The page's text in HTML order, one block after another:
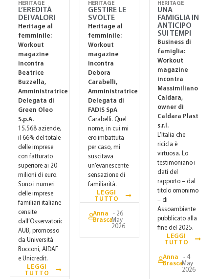
HERITAGE
L’EREDITÀ
DEI VALORI
Heritage al
femminile:
Workout
magazine
incontra
Beatrice
Buzzella,
Amministratrice
Delegata di
Green Oleo
S.p.A.
15.568 aziende,
il 66% del totale
delle imprese
con fatturato
superiore ai 20
milioni di euro.
Sono i numeri
delle imprese
familiari italiane
censite
dall’Osservatorio
AUB, promosso
da Università
Bocconi, AIDAF
e Unicredit.
LEGGI
TUTTO
HERITAGE
GESTIRE LE
SVOLTE
Heritage al
femminile:
Workout
magazine
incontra
Debora
Carabelli,
Amministratrice
Delegata di
FADIS SpA
Carabelli. Quel
nome, in cui mi
ero imbattuta
per caso, mi
suscitava
un’evanescente
sensazione di
familiarità.
LEGGI
TUTTO
Anna
Brasca
- 26
May
2026
HERITAGE
UNA
FAMIGLIA IN
ANTICIPO
SUI TEMPI
Business di
famiglia:
Workout
magazine
incontra
Massimiliano
Caldara,
owner di
Caldara Plast
s.r.l.
L’Italia che
ricicla è
virtuosa. Lo
testimoniano i
dati del
rapporto – dal
titolo omonimo
– di
Assoambiente
pubblicato alla
fine del 2025.
LEGGI
TUTTO
Anna
Brasca
- 4
May
2026